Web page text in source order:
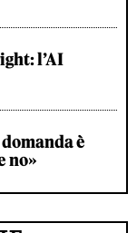
l’AI
è
no»